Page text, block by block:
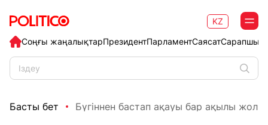
Соңғы жаңалықтарПрезидентПарламентСаясат
KZ
Басты бет Бүгіннен бастап ақауы бар ақылы жол